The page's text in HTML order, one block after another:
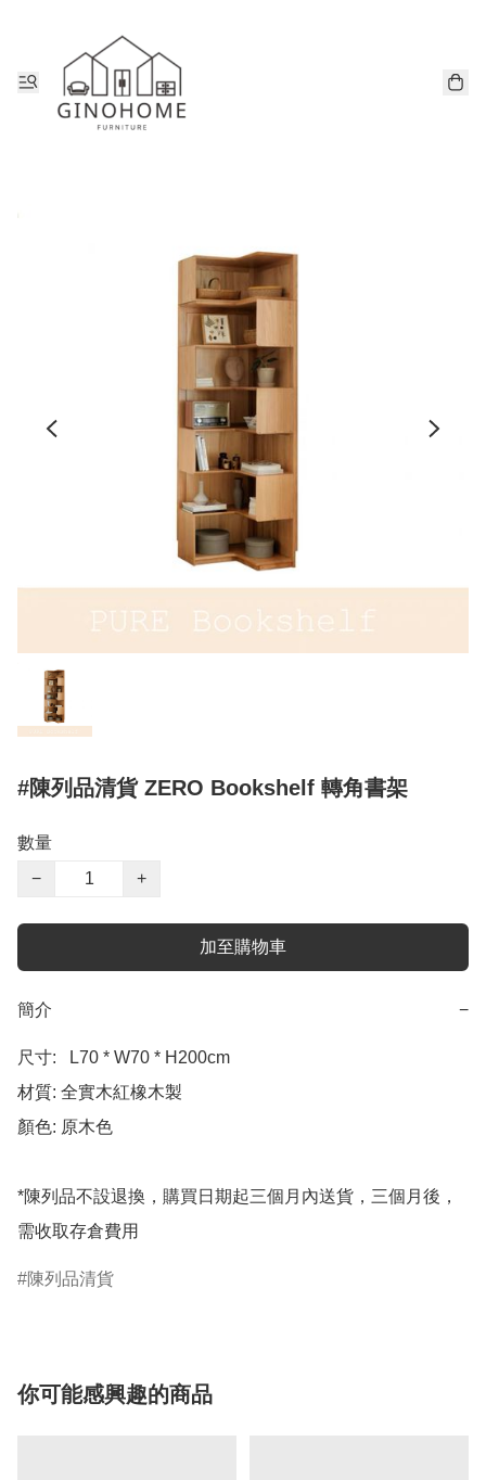
#陳列品清貨 ZERO Bookshelf 轉角書架
數量
−
+
加至購物車
簡介 −
尺寸:   L70 * W70 * H200cm
材質: 全實木紅橡木製
顏色: 原木色
*陳列品不設退換，購買日期起三個月內送貨，三個月後，
陳列品清貨
你可能感興趣的商品